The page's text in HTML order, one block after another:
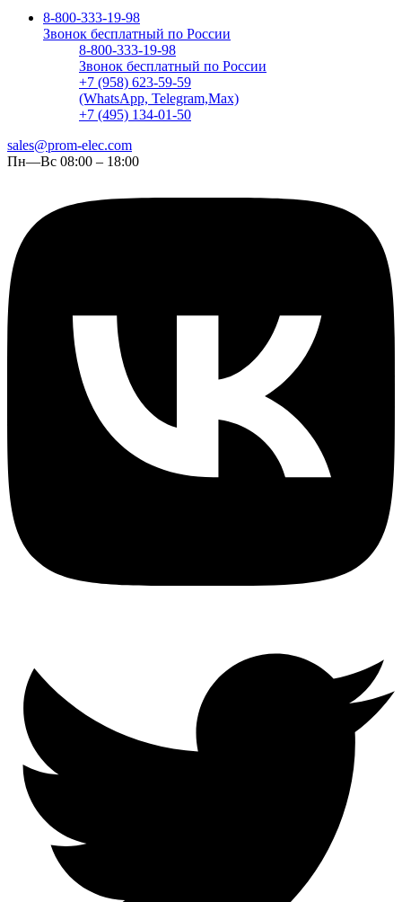
8-800-333-19-98
Звонок бесплатный по России
8-800-333-19-98
Звонок бесплатный по России
+7 (958) 623-59-59
(WhatsApp, Telegram,Max)
+7 (495) 134-01-50
sales@prom-elec.com
Пн—Вс 08:00 – 18:00